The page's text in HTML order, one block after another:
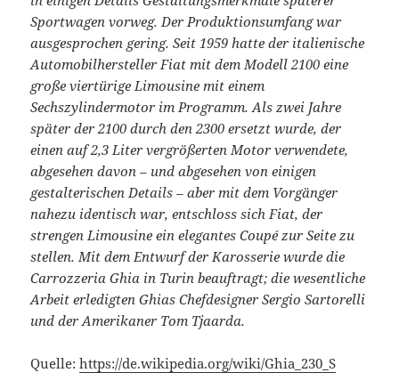
Sportwagen vorweg. Der Produktionsumfang war
ausgesprochen gering. Seit 1959 hatte der italienische
Automobilhersteller Fiat mit dem Modell 2100 eine
große viertürige Limousine mit einem
Sechszylindermotor im Programm. Als zwei Jahre
später der 2100 durch den 2300 ersetzt wurde, der
einen auf 2,3 Liter vergrößerten Motor verwendete,
abgesehen davon – und abgesehen von einigen
gestalterischen Details – aber mit dem Vorgänger
nahezu identisch war, entschloss sich Fiat, der
strengen Limousine ein elegantes Coupé zur Seite zu
stellen. Mit dem Entwurf der Karosserie wurde die
Carrozzeria Ghia in Turin beauftragt; die wesentliche
Arbeit erledigten Ghias Chefdesigner Sergio Sartorelli
und der Amerikaner Tom Tjaarda.
Quelle:https://de.wikipedia.org/wiki/Ghia_230_S